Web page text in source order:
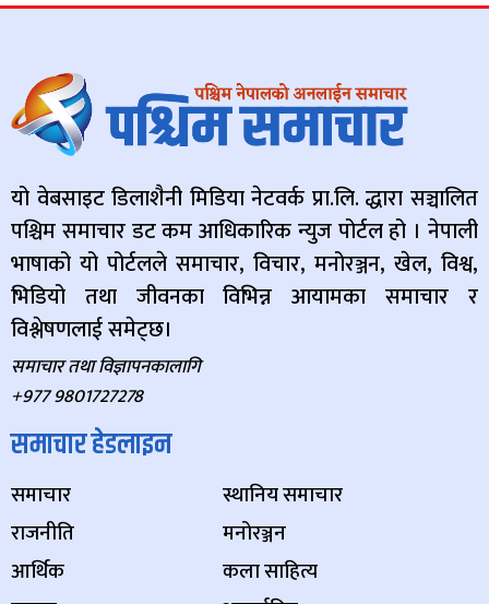
यो वेबसाइट डिलाशैनी मिडिया नेटवर्क प्रा.लि. द्धारा सञ्चालित
पश्चिम समाचार डट कम आधिकारिक न्युज पोर्टल हो । नेपाली
भाषाको यो पोर्टलले समाचार, विचार, मनोरञ्जन, खेल, विश्व,
भिडियो तथा जीवनका विभिन्न आयामका समाचार र
विश्लेषणलाई समेट्छ।
समाचार तथा विज्ञापनकालागि
+977 9801727278
समाचार हेडलाइन
समाचार
राजनीति
आर्थिक
स्थानिय समाचार
मनोरञ्जन
कला साहित्य